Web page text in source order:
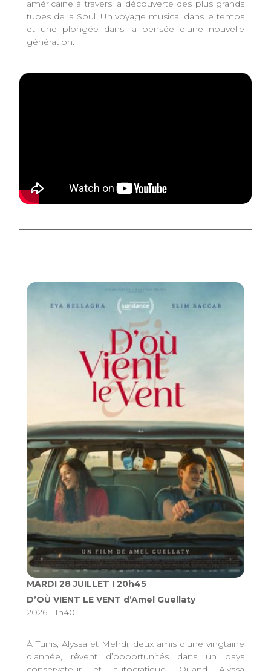
américaine à travers la découverte des plus grands
tubes de la Soul. Un voyage musical dans le temps
et une plongée dans la pensée d'une nouvelle
génération.
MARDI 28 JUILLET I 20h45
D’OÙ VIENT LE VENT d’Amel Guellaty
2026 - 1h40
À Tunis, Alyssa et Mehdi, deux amis d’une vingtaine
d’année, rêvent d’opportunités dans un pays